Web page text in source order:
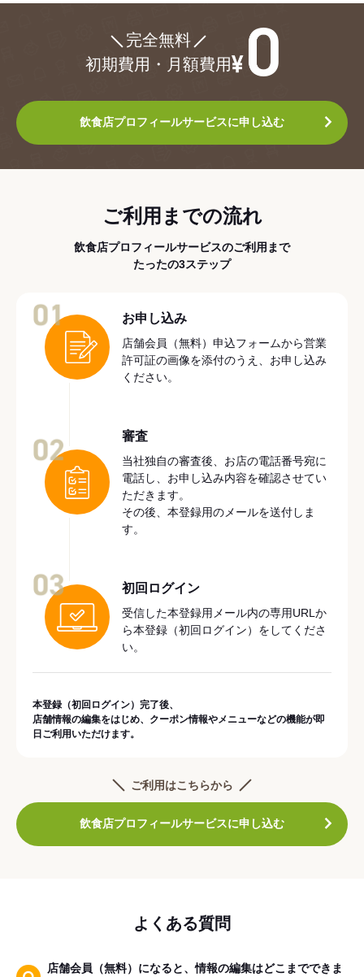
完全無料
初期費用・月額費用
飲食店プロフィールサービスに申し込む
ご利用までの流れ
飲食店プロフィールサービスのご利用まで
たったの3ステップ
お申し込み
店舗会員（無料）申込フォームから営業
許可証の画像を添付のうえ、お申し込み
ください。
審査
当社独自の審査後、お店の電話番号宛に
電話し、お申し込み内容を確認させてい
ただきます。
その後、本登録用のメールを送付しま
す。
初回ログイン
受信した本登録用メール内の専用URLか
ら本登録（初回ログイン）をしてくださ
い。
本登録（初回ログイン）完了後、
店舗情報の編集をはじめ、クーポン情報やメニューなどの機能が即
日ご利用いただけます。
ご利用はこちらから
飲食店プロフィールサービスに申し込む
よくある質問
店舗会員（無料）になると、情報の編集はどこまでできま